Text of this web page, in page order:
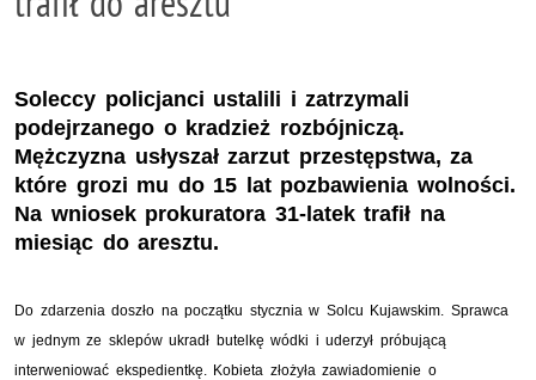
Soleccy policjanci ustalili i zatrzymali
podejrzanego o kradzież rozbójniczą.
Mężczyzna usłyszał zarzut przestępstwa, za
które grozi mu do 15 lat pozbawienia wolności.
Na wniosek prokuratora 31-latek trafił na
miesiąc do aresztu.
Do zdarzenia doszło na początku stycznia w Solcu Kujawskim. Sprawca
w jednym ze sklepów ukradł butelkę wódki i uderzył próbującą
interweniować ekspedientkę. Kobieta złożyła zawiadomienie o